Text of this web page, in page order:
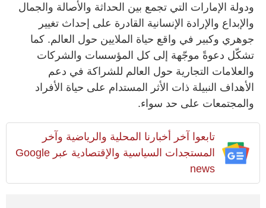
ودولة الإمارات التي تجمع بين الحداثة والأصالة والجمال
والإبداع والإرادة الإنسانية القادرة على إحداث تغيير
جوهري وكبير في واقع حياة الملايين حول العالم. كما
تشكّل دعوةً موجّهة إلى كل المؤسسات والشركات
والعلامات التجارية حول العالم للشراكة في دعم
الأهداف النبيلة ذات الأثر المستدام على حياة الأفراد
والمجتمعات على حد سواء.
تابعوا آخر أخبارنا المحلية والرياضية وآخر
المستجدات السياسية والإقتصادية عبر Google
news